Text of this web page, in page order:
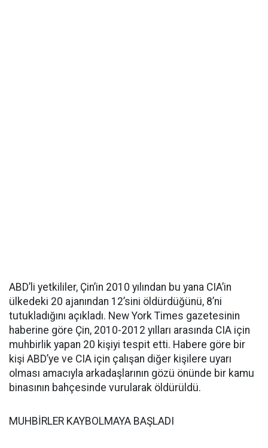
ABD’li yetkililer, Çin’in 2010 yılından bu yana CIA’in
ülkedeki 20 ajanından 12’sini öldürdüğünü, 8’ni
tutukladığını açıkladı. New York Times gazetesinin
haberine göre Çin, 2010-2012 yılları arasında CIA için
muhbirlik yapan 20 kişiyi tespit etti. Habere göre bir
kişi ABD’ye ve CIA için çalışan diğer kişilere uyarı
olması amacıyla arkadaşlarının gözü önünde bir kamu
binasının bahçesinde vurularak öldürüldü.
MUHBİRLER KAYBOLMAYA BAŞLADI